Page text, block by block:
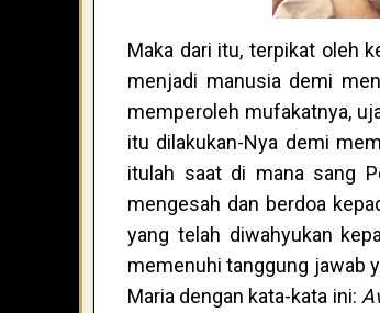
Maka dari itu, terpikat oleh
menjadi manusia demi
memperoleh mufakatnya,
itu dilakukan-Nya demi
itulah saat di mana sang
mengesah dan berdoa
yang telah diwahyukan
memenuhi tanggung jawab
Maria dengan kata-kata ini: